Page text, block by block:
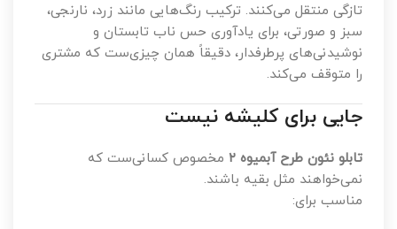
تازگی منتقل می‌کنند. ترکیب رنگ‌هایی مانند زرد، نارنجی،
سبز و صورتی، برای یادآوری حس ناب تابستان و
نوشیدنی‌های پرطرفدار، دقیقاً همان چیزی‌ست که مشتری
را متوقف می‌کند.
جایی برای کلیشه نیست
تابلو نئون طرح آبمیوه ۲
مخصوص کسانی‌ست که
نمی‌خواهند مثل بقیه باشند.
مناسب برای: